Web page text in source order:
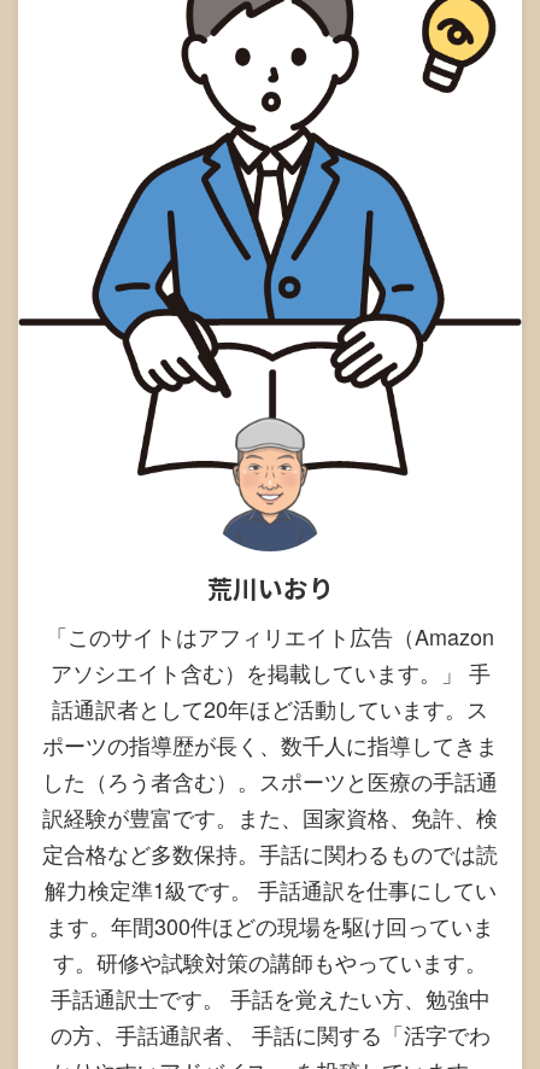
荒川いおり
「このサイトはアフィリエイト広告（Amazon
アソシエイト含む）を掲載しています。」 手
話通訳者として20年ほど活動しています。ス
ポーツの指導歴が長く、数千人に指導してきま
した（ろう者含む）。スポーツと医療の手話通
訳経験が豊富です。また、国家資格、免許、検
定合格など多数保持。手話に関わるものでは読
解力検定準1級です。 手話通訳を仕事にしてい
ます。年間300件ほどの現場を駆け回っていま
す。研修や試験対策の講師もやっています。
手話通訳士です。 手話を覚えたい方、勉強中
の方、手話通訳者、 手話に関する「活字でわ